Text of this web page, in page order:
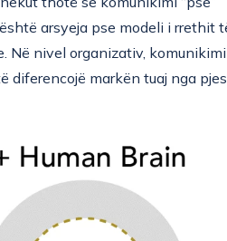
thotë se komunikimi “pse”
arsyeja pse modeli i rrethit të
Në nivel organizativ, komunikimi i
diferencojë markën tuaj nga pjesa